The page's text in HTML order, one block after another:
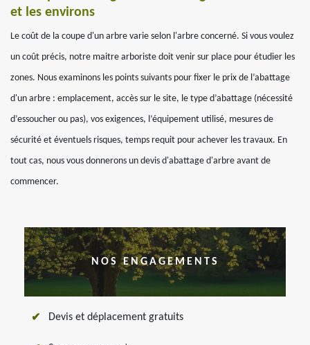
et les environs
Le coût de la coupe d'un arbre varie selon l'arbre concerné. Si vous voulez
un coût précis, notre maitre arboriste doit venir sur place pour étudier les
zones. Nous examinons les points suivants pour fixer le prix de l’abattage
d'un arbre : emplacement, accès sur le site, le type d’abattage (nécessité
d’essoucher ou pas), vos exigences, l’équipement utilisé, mesures de
sécurité et éventuels risques, temps requit pour achever les travaux. En
tout cas, nous vous donnerons un devis d'abattage d'arbre avant de
commencer.
NOS ENGAGEMENTS
Devis et déplacement gratuits